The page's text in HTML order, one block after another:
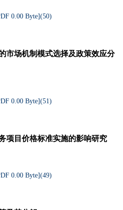
0.00 Byte](50)
市场机制模式选择及政策效应分
0.00 Byte](51)
项目价格标准实施的影响研究
0.00 Byte](49)